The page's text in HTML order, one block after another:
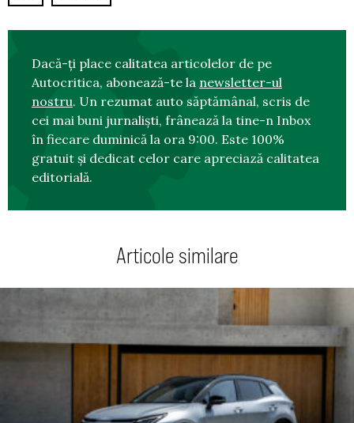
Dacă-ți place calitatea articolelor de pe
Autocritica, abonează-te la newsletter-ul
nostru. Un rezumat auto săptămânal, scris de
cei mai buni jurnaliști, frânează la tine-n Inbox
în fiecare duminică la ora 9:00. Este 100%
gratuit și dedicat celor care apreciază calitatea
editorială.
Articole similare